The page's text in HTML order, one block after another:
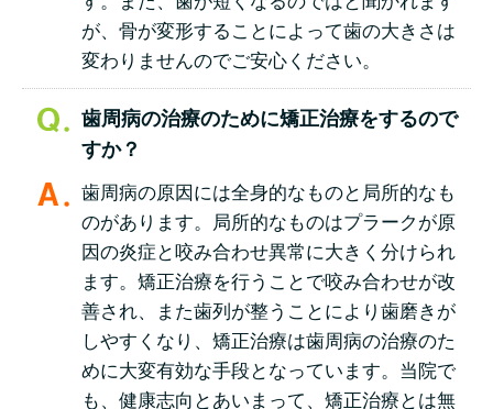
が、骨が変形することによって歯の大きさは
変わりませんのでご安心ください。
歯周病の治療のために矯正治療をするので
すか？
歯周病の原因には全身的なものと局所的なも
のがあります。局所的なものはプラークが原
因の炎症と咬み合わせ異常に大きく分けられ
ます。矯正治療を行うことで咬み合わせが改
善され、また歯列が整うことにより歯磨きが
しやすくなり、矯正治療は歯周病の治療のた
めに大変有効な手段となっています。当院で
も、健康志向とあいまって、矯正治療とは無